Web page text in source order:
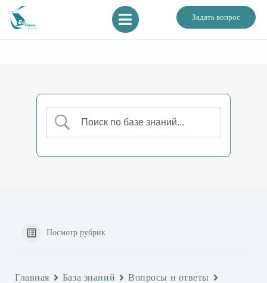
Задать вопрос
Посмотр рубрик
Главная База знаний
Вопросы и ответы